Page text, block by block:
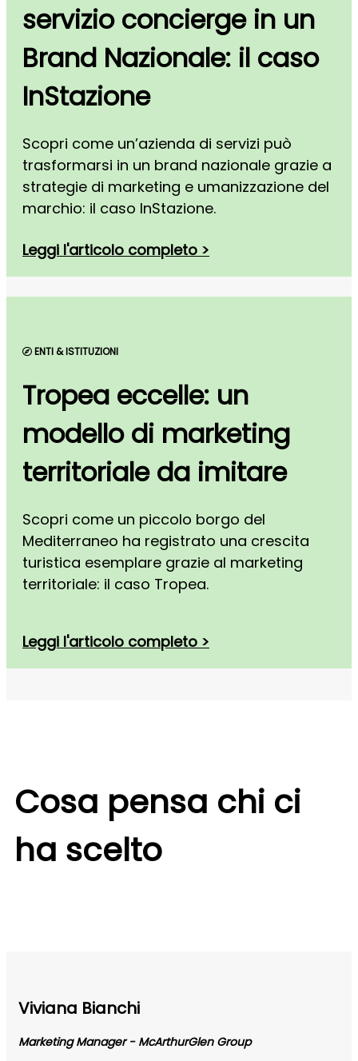
servizio concierge in un
Brand Nazionale: il caso
InStazione
Scopri come un’azienda di servizi può
trasformarsi in un brand nazionale grazie a
strategie di marketing e umanizzazione del
marchio: il caso InStazione.
Leggi l'articolo completo >
ENTI & ISTITUZIONI
Tropea eccelle: un
modello di marketing
territoriale da imitare
Scopri come un piccolo borgo del
Mediterraneo ha registrato una crescita
turistica esemplare grazie al marketing
territoriale: il caso Tropea.
Leggi l'articolo completo >
Cosa pensa chi ci
ha scelto
Viviana Bianchi
Marketing Manager - McArthurGlen Group